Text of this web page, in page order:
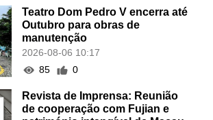
Teatro Dom Pedro V encerra até
Outubro para obras de
manutenção
2026-08-06 10:17
85
0
Revista de Imprensa: Reunião
de cooperação com Fujian e